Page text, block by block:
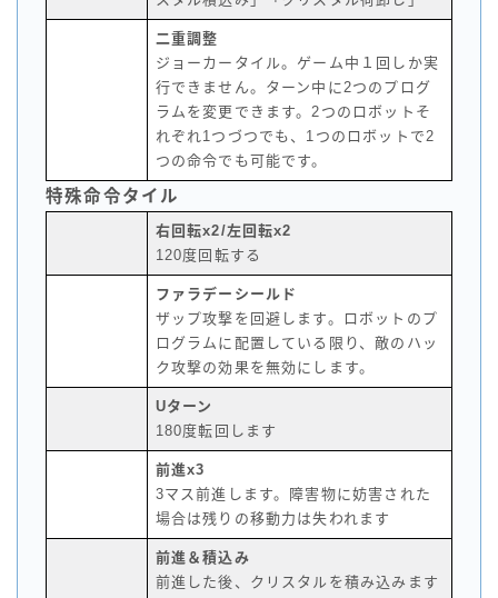
二重調整
ジョーカータイル。ゲーム中１回しか実
行できません。ターン中に2つのプログ
ラムを変更できます。2つのロボットそ
れぞれ1つづつでも、1つのロボットで2
つの命令でも可能です。
特殊命令タイル
右回転x2/左回転x2
120度回転する
ファラデーシールド
ザップ攻撃を回避します。ロボットのプ
ログラムに配置している限り、敵のハッ
ク攻撃の効果を無効にします。
Uターン
180度転回します
前進x3
3マス前進します。障害物に妨害された
場合は残りの移動力は失われます
前進＆積込み
前進した後、クリスタルを積み込みます